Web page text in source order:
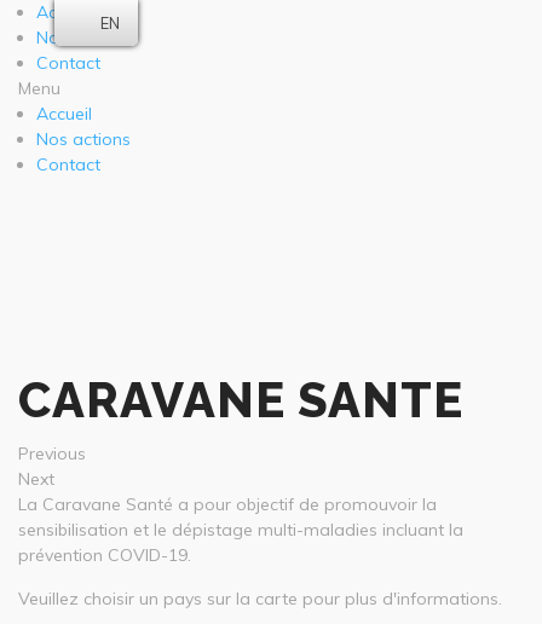
Accueil
Nos actions
Contact
Menu
Accueil
Nos actions
Contact
CARAVANE SANTE
Previous
Next
La Caravane Santé a pour objectif de promouvoir la
sensibilisation et le dépistage multi-maladies incluant la
prévention COVID-19.
Veuillez choisir un pays sur la carte pour plus d'informations.
EN